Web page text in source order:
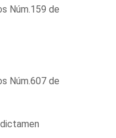
Núm.159 de
Núm.607 de